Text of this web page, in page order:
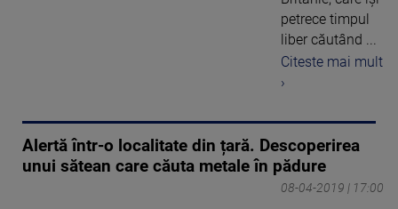
petrece timpul
liber căutând ...
Citeste mai mult
›
Alertă într-o localitate din țară. Descoperirea
unui sătean care căuta metale în pădure
08-04-2019 | 17:00